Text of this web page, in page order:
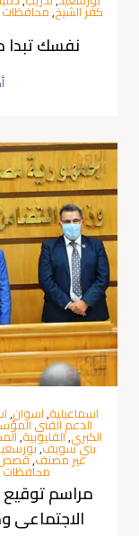
كفر الشيخ,محافظات
نفسك
اسماعيلية,اسوان,
الدعم الفني
الكبري,القليوبية,
بني سويف,
غير مصنف,قصص
محافظات
مراسم توقيع